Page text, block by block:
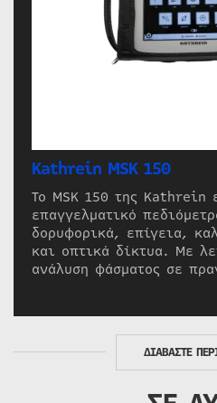
Kathrein MSK 150
Το MSK 150 της Kathrein
επαγγελματικό
δορυφορικά, επίγεια,
και οπτικά δίκτυα. Με
ανάλυση φάσματος σε
ΔΙΑΒΑΣΤΕ